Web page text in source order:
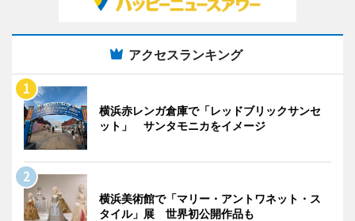
アクセスランキング
横浜赤レンガ倉庫で「レッドブリックサンセ
ット」 サンタモニカをイメージ
横浜美術館で「マリー・アントワネット・ス
タイル」展 世界初公開作品も